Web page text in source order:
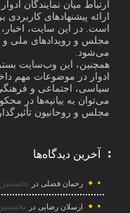
ارتباط میان نمایندگان
ارائه پیشنهادهای
است. در این سایت، اخبار،
مجلس و رویدادهای ملی و
می‌شود.
همچنین، این وب‌سایت
ادوار در موضوعات مهم
سیاسی، اجتماعی و
می‌توان به بیانیه‌ها در
مجلس و روحانیون
آخرین دیدگاه‌ها
رحمان فضلی در
ارسلان رضایی در